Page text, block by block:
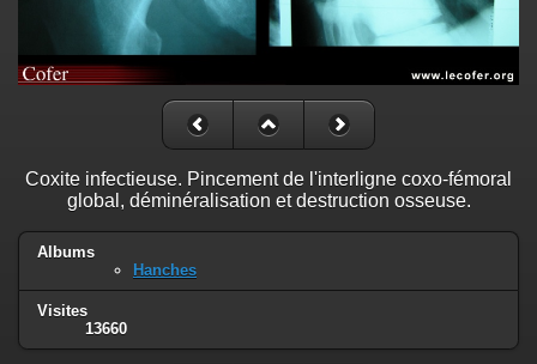
Coxite infectieuse. Pincement de l'interligne coxo-fémoral
global, déminéralisation et destruction osseuse.
Albums
Hanches
Visites
13660